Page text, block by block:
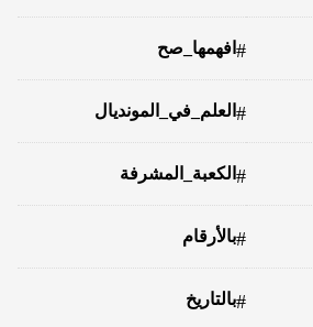
# افهمها_صح
# العلم_في_المونديال
# الكعبة_المشرفة
#بالأرقام
#بالتاريخ